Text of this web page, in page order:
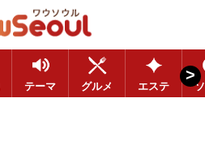
テーマ グルメ エステ
>